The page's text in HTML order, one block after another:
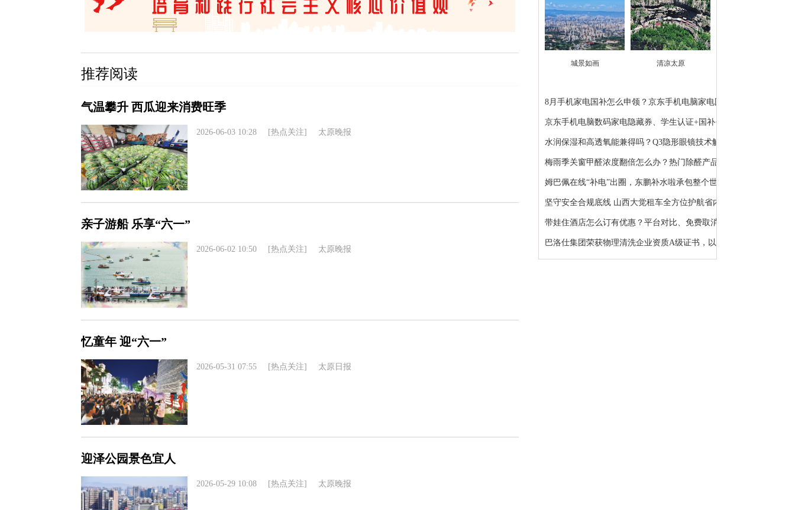
城景如画 清凉太原
8月手机家电国补怎么申领？京东手机电脑家电国补领...
京东手机电脑数码家电隐藏券、学生认证+国补+苹果...
水润保湿和高透氧能兼得吗？Q3隐形眼镜技术解析：...
梅雨季关窗甲醛浓度翻倍怎么办？热门除醛产品推荐
姆巴佩在线“补电”出圈，东鹏补水啦承包整个世界...
坚守安全合规底线 山西大觉租车全方位护航省内各类...
带娃住酒店怎么订有优惠？平台对比、免费取消、避...
巴洛仕集团荣获物理清洗企业资质A级证书，以顶级资...
推荐阅读
气温攀升 西瓜迎来消费旺季
2026-06-03 10:28 [热点关注] 太原晚报
亲子游船 乐享“六一”
2026-06-02 10:50 [热点关注] 太原晚报
忆童年 迎“六一”
2026-05-31 07:55 [热点关注] 太原日报
迎泽公园景色宜人
2026-05-29 10:08 [热点关注] 太原晚报